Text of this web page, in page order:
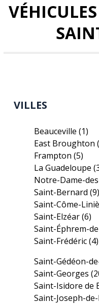
VILLES
Beauceville(1)
East Broughton
Frampton(5)
La Guadeloupe
Notre-Dame-
Saint-Bernard(9)
Saint-Côme-
Saint-Elzéar(6)
Saint-Éphrem-
Saint-Frédéric(4)
Saint-Gédéon-
Saint-Georges
Saint-Isidore de
Saint-Joseph-